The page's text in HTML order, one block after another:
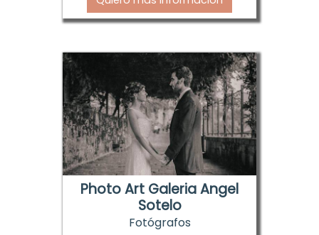
Photo Art Galeria Angel
Sotelo
Fotógrafos